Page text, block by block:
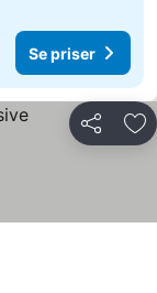
Se priser
Del